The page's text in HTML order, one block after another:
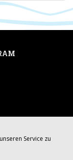
Service zu